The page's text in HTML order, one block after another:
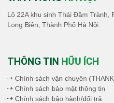
Lô 22A khu sinh Thái Đầm Trành,
Long Biên, Thành Phố Hà Nội
THÔNG TIN HỮU ÍCH
Chính sách vận chuyên
Chính sách bảo mật thông tin
Chính sách bảo hành/đổi trả